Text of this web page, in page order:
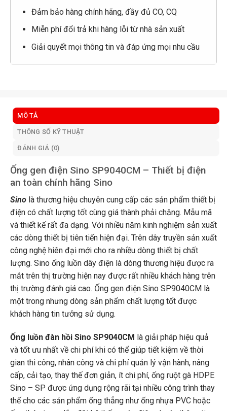
Đảm bảo hàng chính hãng, đầy đủ CO, CQ
Miễn phí đổi trả khi hàng lỗi từ nhà sản xuất
Giải quyết mọi thông tin và đáp ứng mọi nhu cầu
MÔ TẢ
THÔNG SỐ KỸ THUẬT
ĐÁNH GIÁ (0)
Ống gen điện Sino SP9040CM – Thiết bị điện
an toàn chính hãng Sino
Sinolà thương hiệu chuyên cung cấp các sản phẩm thiết bị
điện có chất lượng tốt cùng giá thành phải chăng. Mẫu mã
và thiết kế rất đa dạng. Với nhiều năm kinh nghiệm sản xuất
các dòng thiết bị tiên tiến hiện đại. Trên dây truyền sản xuất
công nghệ hiên đại mới cho ra nhiều dòng thiết bị chất
lượng. Sino ống luồn dây điện là dòng thương hiệu được ra
mắt trên thị trường hiện nay được rất nhiều khách hàng trên
thị trường đánh giá cao. Ống gen điện Sino SP9040CM là
một trong nhưng dòng sản phẩm chất lượng tốt được
khách hàng tin tưởng sử dụng.
Ống luồn đàn hồi Sino SP9040CM là giải pháp hiệu quả
và tốt ưu nhất về chi phí khi có thể giúp tiết kiệm về thời
gian thi công, nhân công và chi phí quản lý vận hành, nâng
cấp, cải tạo, thay thế đơn giản, ít chi phí, ống ruột gà HDPE
Sino – SP được ứng dụng rộng rãi tại nhiều công trình thay
thế cho các sản phẩm ống thẳng như ống nhựa PVC hoặc